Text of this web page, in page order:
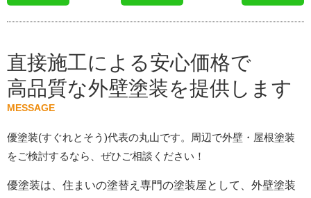
直接施工による安心価格で
高品質な外壁塗装を提供します
MESSAGE
優塗装(すぐれとそう)代表の丸山です。周辺で外壁・屋根塗装
をご検討するなら、ぜひご相談ください！
優塗装は、住まいの塗替え専門の塗装屋として、外壁塗装